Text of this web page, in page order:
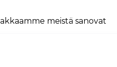
meistä sanovat